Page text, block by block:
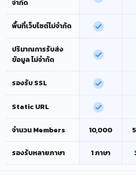
จำกัด
พื้นที่เว็บไซต์ไม่จำกัด
ปริมาณการรับส่ง
ข้อมูล ไม่จำกัด
รองรับ SSL
Static URL
จำนวน Members 10,000
รองรับหลายภาษา 1 ภาษา